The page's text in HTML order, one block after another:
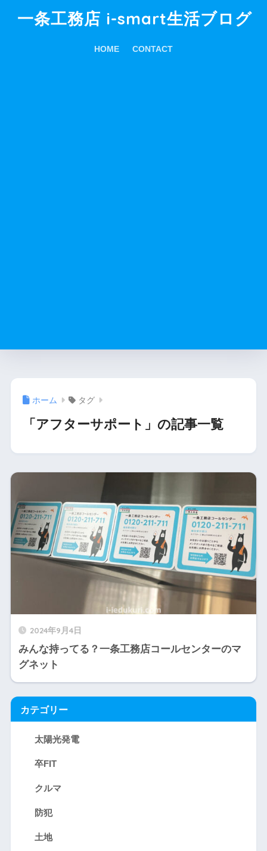
一条工務店 i-smart生活ブログ
HOME CONTACT
ホーム タグ
「アフターサポート」の記事一覧
2024年9月4日
みんな持ってる？一条工務店コールセンターのマ
グネット
カテゴリー
太陽光発電
卒FIT
クルマ
防犯
土地